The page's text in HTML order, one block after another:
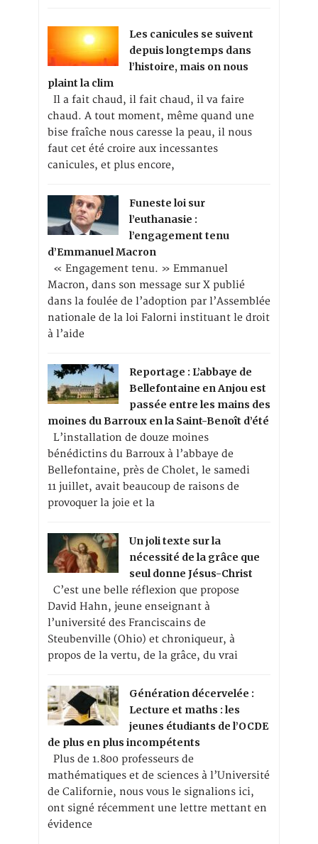
Les canicules se suivent
depuis longtemps dans
l’histoire, mais on nous
plaint la clim
Il a fait chaud, il fait chaud, il va faire
chaud. A tout moment, même quand une
bise fraîche nous caresse la peau, il nous
faut cet été croire aux incessantes
canicules, et plus encore,
Funeste loi sur
l’euthanasie :
l’engagement tenu
d’Emmanuel Macron
« Engagement tenu. » Emmanuel
Macron, dans son message sur X publié
dans la foulée de l’adoption par l’Assemblée
nationale de la loi Falorni instituant le droit
à l’aide
Reportage : L’abbaye de
Bellefontaine en Anjou est
passée entre les mains des
moines du Barroux en la Saint-Benoît d’été
L’installation de douze moines
bénédictins du Barroux à l’abbaye de
Bellefontaine, près de Cholet, le samedi
11 juillet, avait beaucoup de raisons de
provoquer la joie et la
Un joli texte sur la
nécessité de la grâce que
seul donne Jésus-Christ
C’est une belle réflexion que propose
David Hahn, jeune enseignant à
l’université des Franciscains de
Steubenville (Ohio) et chroniqueur, à
propos de la vertu, de la grâce, du vrai
Génération décervelée :
Lecture et maths : les
jeunes étudiants de l’OCDE
de plus en plus incompétents
Plus de 1.800 professeurs de
mathématiques et de sciences à l’Université
de Californie, nous vous le signalions ici,
ont signé récemment une lettre mettant en
évidence